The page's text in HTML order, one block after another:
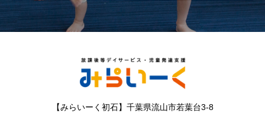
【みらいーく初石】千葉県流山市若葉台3-8